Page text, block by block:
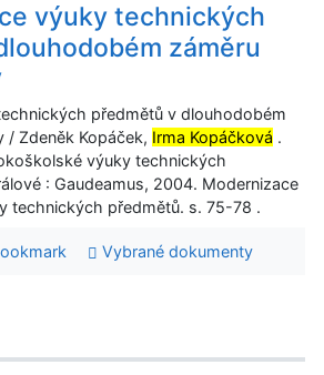
výuky technických
záměru
předmětů v dlouhodobém
/ Zdeněk Kopáček, Irma Kopáčková .
výuky technických
: Gaudeamus, 2004. Modernizace
technických předmětů. s. 75-78 .
Vybrané dokumenty